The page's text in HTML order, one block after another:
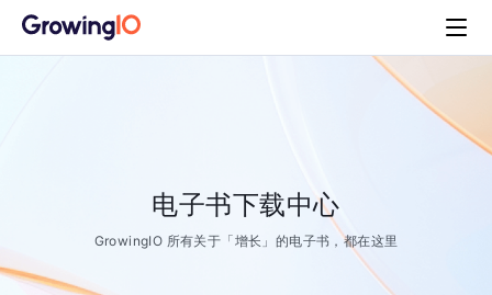
电子书下载中心
GrowingIO 所有关于「增长」的电子书，都在这里